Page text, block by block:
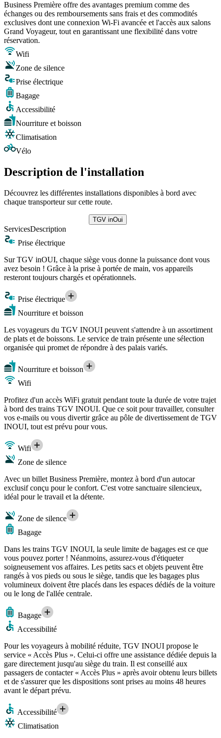
Business Première offre des avantages premium comme des
échanges ou des remboursements sans frais et des commodités
exclusives dont une connexion Wi-Fi avancée et l'accès aux salons
Grand Voyageur, tout en garantissant une flexibilité dans votre
réservation.
Wifi
Zone de silence
Prise électrique
Bagage
Accessibilité
Nourriture et boisson
Climatisation
Vélo
Description de l'installation
Découvrez les différentes installations disponibles à bord avec
chaque transporteur sur cette route.
TGV inOui
ServicesDescription
Prise électrique
Sur TGV inOUI, chaque siège vous donne la puissance dont vous
avez besoin ! Grâce à la prise à portée de main, vos appareils
resteront toujours chargés et opérationnels.
Prise électrique
Nourriture et boisson
Les voyageurs du TGV INOUI peuvent s'attendre à un assortiment
de plats et de boissons. Le service de train présente une sélection
organisée qui promet de répondre à des palais variés.
Nourriture et boisson
Wifi
Profitez d'un accès WiFi gratuit pendant toute la durée de votre trajet
à bord des trains TGV INOUI. Que ce soit pour travailler, consulter
vos e-mails ou vous divertir grâce au pôle de divertissement de TGV
INOUI, tout est prévu pour vous.
Wifi
Zone de silence
Avec un billet Business Première, montez à bord d'un autocar
exclusif conçu pour le confort. C'est votre sanctuaire silencieux,
idéal pour le travail et la détente.
Zone de silence
Bagage
Dans les trains TGV INOUI, la seule limite de bagages est ce que
vous pouvez porter ! Néanmoins, assurez-vous d'étiqueter
soigneusement vos affaires. Les petits sacs et objets peuvent être
rangés à vos pieds ou sous le siège, tandis que les bagages plus
volumineux doivent être placés dans les espaces dédiés de la voiture
ou le long de l'allée centrale.
Bagage
Accessibilité
Pour les voyageurs à mobilité réduite, TGV INOUI propose le
service « Accès Plus ». Celui-ci offre une assistance dédiée depuis la
gare directement jusqu'au siège du train. Il est conseillé aux
passagers de contacter « Accès Plus » après avoir obtenu leurs billets
et de s'assurer que les dispositions sont prises au moins 48 heures
avant le départ prévu.
Accessibilité
Climatisation